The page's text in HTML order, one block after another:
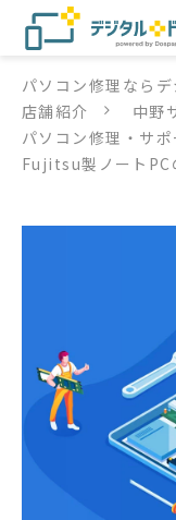
パソコン修理
サービス
パソコン修理なら
店舗紹介
中野
パソコン修理・サ
Fujitsu製ノートPC